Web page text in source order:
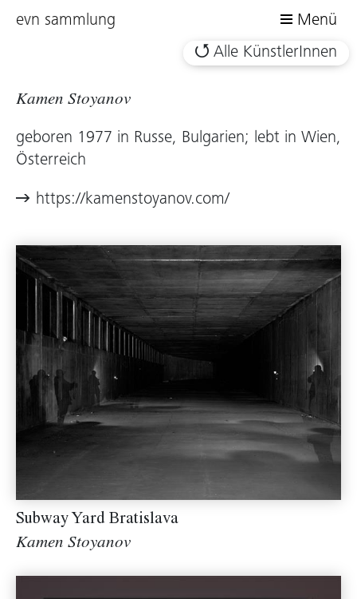
evn sammlung
Menü
Alle KünstlerInnen
Kamen Stoyanov
geboren 1977 in Russe, Bulgarien; lebt in Wien,
Österreich
https://kamenstoyanov.com/
Subway Yard Bratislava
Kamen Stoyanov